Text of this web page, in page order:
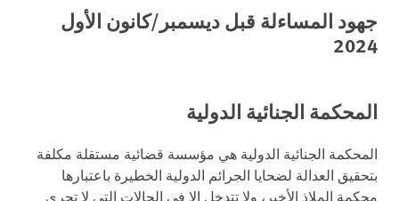
جهود المساءلة قبل ديسمبر/كانون الأول
2024
المحكمة الجنائية الدولية
المحكمة الجنائية الدولية هي مؤسسة قضائية مستقلة مكلفة
بتحقيق العدالة لضحايا الجرائم الدولية الخطيرة باعتبارها
محكمة الملاذ الأخير، ولا تتدخل إلا في الحالات التي لا تجري